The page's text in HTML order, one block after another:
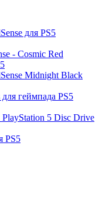
для PS5
- Cosmic Red
Midnight Black
геймпада PS5
5 Disc Drive
PS5